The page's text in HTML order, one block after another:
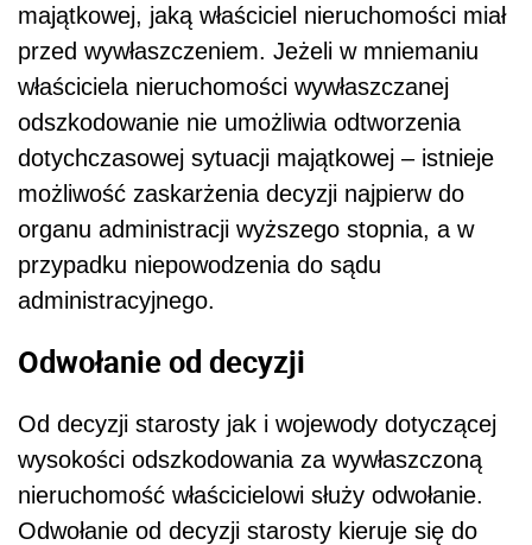
majątkowej, jaką właściciel nieruchomości miał
przed wywłaszczeniem. Jeżeli w mniemaniu
właściciela nieruchomości wywłaszczanej
odszkodowanie nie umożliwia odtworzenia
dotychczasowej sytuacji majątkowej – istnieje
możliwość zaskarżenia decyzji najpierw do
organu administracji wyższego stopnia, a w
przypadku niepowodzenia do sądu
administracyjnego.
Odwołanie od decyzji
Od decyzji starosty jak i wojewody dotyczącej
wysokości odszkodowania za wywłaszczoną
nieruchomość właścicielowi służy odwołanie.
Odwołanie od decyzji starosty kieruje się do